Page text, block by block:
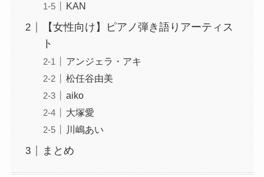
KAN
【女性向け】ピアノ弾き語りアーティス
ト
アンジェラ・アキ
松任谷由美
aiko
大塚愛
川嶋あい
まとめ